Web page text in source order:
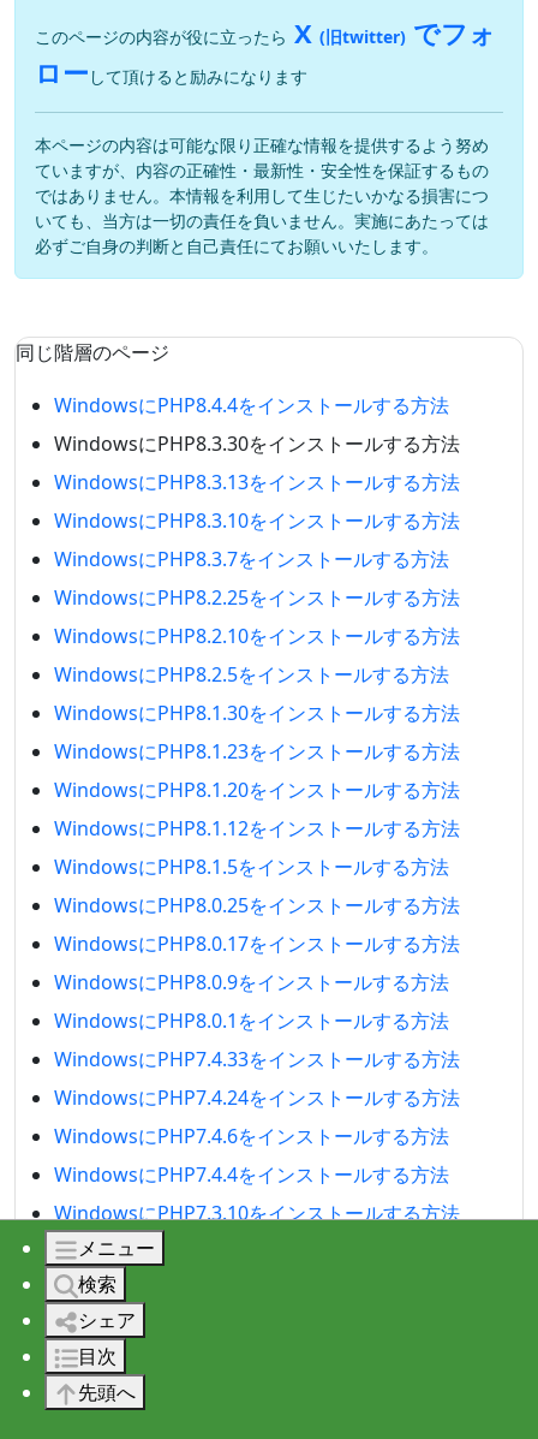
このページの内容が役に立ったら X (旧twitter) でフォ
ロー して頂けると励みになります
本ページの内容は可能な限り正確な情報を提供するよう努め
ていますが、内容の正確性・最新性・安全性を保証するもの
ではありません。本情報を利用して生じたいかなる損害につ
いても、当方は一切の責任を負いません。実施にあたっては
必ずご自身の判断と自己責任にてお願いいたします。
同じ階層のページ
WindowsにPHP8.4.4をインストールする方法
WindowsにPHP8.3.30をインストールする方法
WindowsにPHP8.3.13をインストールする方法
WindowsにPHP8.3.10をインストールする方法
WindowsにPHP8.3.7をインストールする方法
WindowsにPHP8.2.25をインストールする方法
WindowsにPHP8.2.10をインストールする方法
WindowsにPHP8.2.5をインストールする方法
WindowsにPHP8.1.30をインストールする方法
WindowsにPHP8.1.23をインストールする方法
WindowsにPHP8.1.20をインストールする方法
WindowsにPHP8.1.12をインストールする方法
WindowsにPHP8.1.5をインストールする方法
WindowsにPHP8.0.25をインストールする方法
WindowsにPHP8.0.17をインストールする方法
WindowsにPHP8.0.9をインストールする方法
WindowsにPHP8.0.1をインストールする方法
WindowsにPHP7.4.33をインストールする方法
WindowsにPHP7.4.24をインストールする方法
WindowsにPHP7.4.6をインストールする方法
WindowsにPHP7.4.4をインストールする方法
WindowsにPHP7.3.10をインストールする方法
WindowsにPHP7.2.34をインストールする方法
WindowsにPHP5.2.8をインストールする方法
WindowsのPHPでImageMagick（iMagick）を使う
WindowsのPHPでMcryptを使う
メニュー
検索
シェア
目次
先頭へ